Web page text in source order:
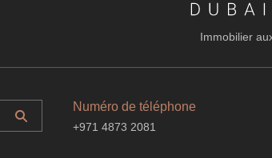
Immobilier
Numéro de téléphone
+971 4873 2081